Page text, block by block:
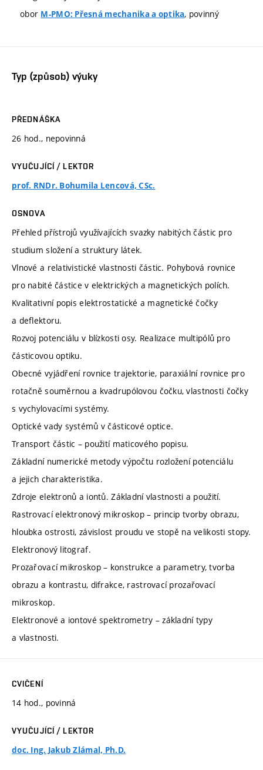
obor M-PMO: Přesná mechanika a optika, povinný
Typ (způsob) výuky
PŘEDNÁŠKA
26 hod., nepovinná
VYUČUJÍCÍ / LEKTOR
prof. RNDr. Bohumila Lencová, CSc.
OSNOVA
Přehled přístrojů využívajících svazky nabitých částic pro
studium složení a struktury látek.
Vlnové a relativistické vlastnosti částic. Pohybová rovnice
pro nabité částice v elektrických a magnetických polích.
Kvalitativní popis elektrostatické a magnetické čočky
a deflektoru.
Rozvoj potenciálu v blízkosti osy. Realizace multipólů pro
částicovou optiku.
Obecné vyjádření rovnice trajektorie, paraxiální rovnice pro
rotačně souměrnou a kvadrupólovou čočku, vlastnosti čočky
s vychylovacími systémy.
Optické vady systémů v částicové optice.
Transport částic – použití maticového popisu.
Základní numerické metody výpočtu rozložení potenciálu
a jejich charakteristika.
Zdroje elektronů a iontů. Základní vlastnosti a použití.
Rastrovací elektronový mikroskop – princip tvorby obrazu,
hloubka ostrosti, závislost proudu ve stopě na velikosti stopy.
Elektronový litograf.
Prozařovací mikroskop – konstrukce a parametry, tvorba
obrazu a kontrastu, difrakce, rastrovací prozařovací
mikroskop.
Elektronové a iontové spektrometry – základní typy
a vlastnosti.
CVIČENÍ
14 hod., povinná
VYUČUJÍCÍ / LEKTOR
doc. Ing. Jakub Zlámal, Ph.D.